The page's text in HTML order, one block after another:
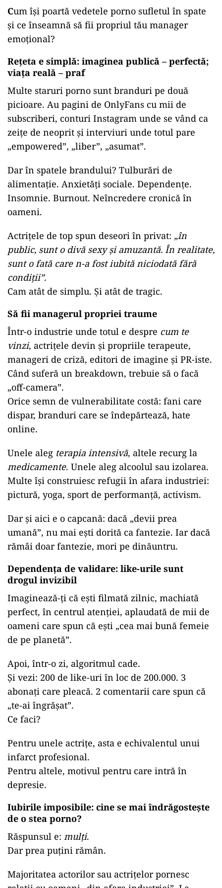
Cum își poartă vedetele porno sufletul în spate
și ce înseamnă să fii propriul tău manager
emoțional?
Rețeta e simplă: imaginea publică – perfectă;
viața reală – praf
Multe staruri porno sunt branduri pe două
picioare. Au pagini de OnlyFans cu mii de
subscriberi, conturi Instagram unde se vând ca
zeițe de neoprit și interviuri unde totul pare
„empowered”, „liber”, „asumat”.
Dar în spatele brandului? Tulburări de
alimentație. Anxietăți sociale. Dependențe.
Insomnie. Burnout. Neîncredere cronică în
oameni.
Actrițele de top spun deseori în privat: „în
public, sunt o divă sexy și amuzantă. În realitate,
sunt o fată care n-a fost iubită niciodată fără
condiții”.
Cam atât de simplu. Și atât de tragic.
Să fii managerul propriei traume
Într-o industrie unde totul e despre cum te
vinzi, actrițele devin și propriile terapeute,
manageri de criză, editori de imagine și PR-iste.
Când suferă un breakdown, trebuie să o facă
„off-camera”.
Orice semn de vulnerabilitate costă: fani care
dispar, branduri care se îndepărtează, hate
online.
Unele aleg terapia intensivă, altele recurg la
medicamente. Unele aleg alcoolul sau izolarea.
Multe își construiesc refugii în afara industriei:
pictură, yoga, sport de performanță, activism.
Dar și aici e o capcană: dacă „devii prea
umană”, nu mai ești dorită ca fantezie. Iar dacă
rămâi doar fantezie, mori pe dinăuntru.
Dependența de validare: like-urile sunt
drogul invizibil
Imaginează-ți că ești filmată zilnic, machiată
perfect, în centrul atenției, aplaudată de mii de
oameni care spun că ești „cea mai bună femeie
de pe planetă”.
Apoi, într-o zi, algoritmul cade.
Și vezi: 200 de like-uri în loc de 200.000. 3
abonați care pleacă. 2 comentarii care spun că
„te-ai îngrășat”.
Ce faci?
Pentru unele actrițe, asta e echivalentul unui
infarct profesional.
Pentru altele, motivul pentru care intră în
depresie.
Iubirile imposibile: cine se mai îndrăgostește
de o stea porno?
Răspunsul e: mulți.
Dar prea puțini rămân.
Majoritatea actorilor sau actrițelor pornesc